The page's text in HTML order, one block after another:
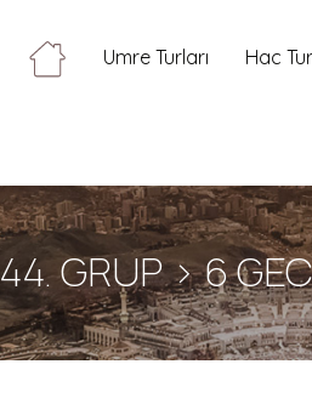
Umre Turları Hac
44. GRUP > 6